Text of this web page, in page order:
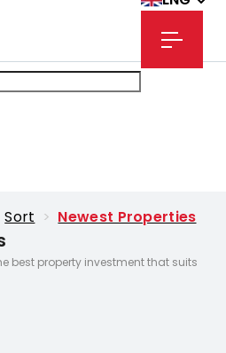
Sort > Newest Properties
best property investment that suits